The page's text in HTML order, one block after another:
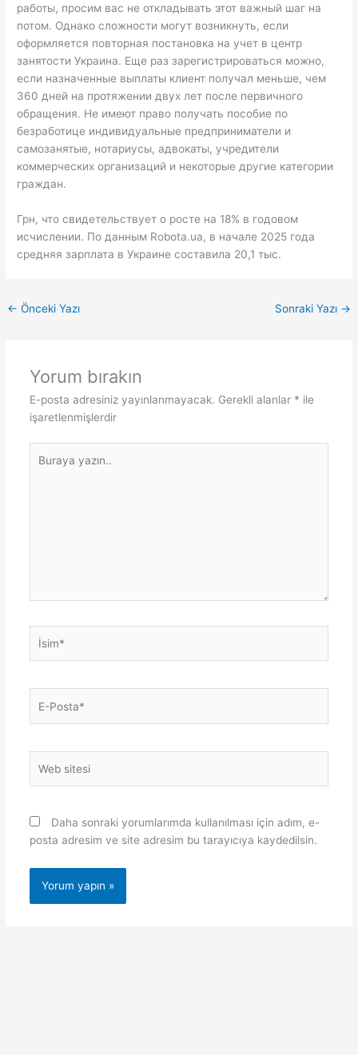
работы, просим вас не откладывать этот важный шаг на
потом. Однако сложности могут возникнуть, если
оформляется повторная постановка на учет в центр
занятости Украина. Еще раз зарегистрироваться можно,
если назначенные выплаты клиент получал меньше, чем
360 дней на протяжении двух лет после первичного
обращения. Не имеют право получать пособие по
безработице индивидуальные предприниматели и
самозанятые, нотариусы, адвокаты, учредители
коммерческих организаций и некоторые другие категории
граждан.
Грн, что свидетельствует о росте на 18% в годовом
исчислении. По данным Robota.ua, в начале 2025 года
средняя зарплата в Украине составила 20,1 тыс.
← Önceki Yazı Sonraki Yazı →
Yorum bırakın
E-posta adresiniz yayınlanmayacak. Gerekli alanlar * ile
işaretlenmişlerdir
yazın..
Posta*
sitesi
Daha sonraki yorumlarımda kullanılması için adım, e-
posta adresim ve site adresim bu tarayıcıya kaydedilsin.